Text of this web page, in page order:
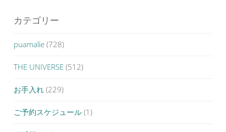
カテゴリー
puamalie (728)
THE UNIVERSE (512)
お手入れ (229)
ご予約スケジュール (1)